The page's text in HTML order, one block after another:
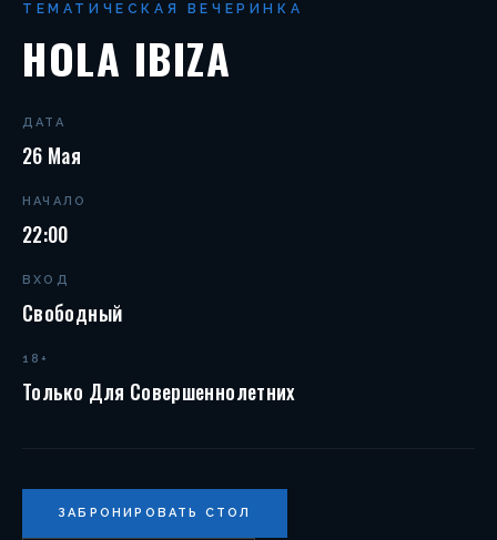
ТЕМАТИЧЕСКАЯ ВЕЧЕРИНКА
HOLA IBIZA
ДАТА
26 Мая
НАЧАЛО
22:00
ВХОД
Свободный
18+
Только Для Совершеннолетних
ЗАБРОНИРОВАТЬ СТОЛ